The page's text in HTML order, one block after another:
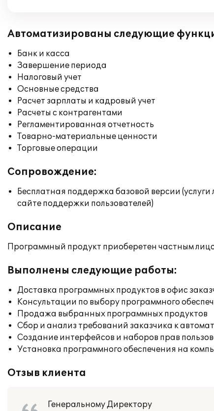
Автоматизированы следующие
Банк и касса
Завершение периода
Налоговый учет
Основные средства
Расчет зарплаты и кадровый учет
Расчеты с контрагентами
Регламентированная отчетность
Товарно-материальные ценности
Торговые операции
Сопровождение:
Бесплатная поддержка базовой версии
сайте поддержки пользователей)
Описание
Программный продукт приоберетен частным
Выполнены следующие работы:
Доставка программных продуктов в офис
Консультации по выбору программного
Продажа выбранных программных продуктов
Сбор и анализ требований заказчика к
Создание интерфейсов и наборов прав
Установка программного обеспечения на
Отзыв клиента
Генеральному Директору